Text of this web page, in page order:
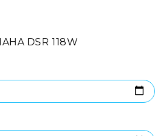
DSR 118W